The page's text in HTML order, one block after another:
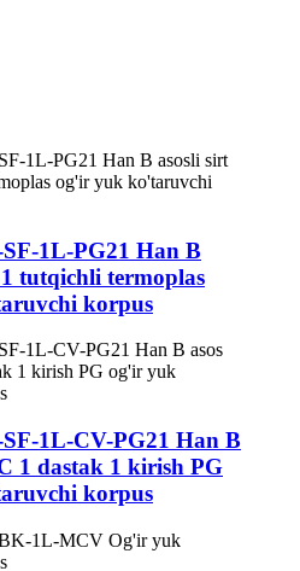
1L-PG21 Han B
tutqichli termoplas
korpus
1L-CV-PG21 Han B
1 dastak 1 kirish PG
korpus